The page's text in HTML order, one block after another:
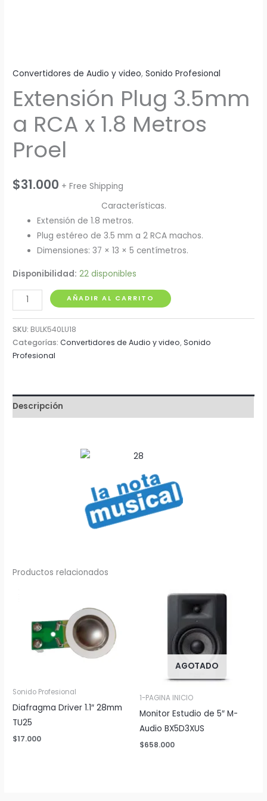
Convertidores de Audio y video,Sonido Profesional
Extensión Plug 3.5mm
a RCA x 1.8 Metros
Proel
$31.000 + Free Shipping
Características.
Extensión de 1.8 metros.
Plug estéreo de 3.5 mm a 2 RCA machos.
Dimensiones: 37 × 13 × 5 centímetros.
Disponibilidad: 22 disponibles
Extensión
Plug
3.5mm
a
RCA
Metros
Proel
AÑADIR AL CARRITO
SKU: BULK540LU18
Categorías:Convertidores de Audio y video,Sonido
Profesional
Descripción
Productos relacionados
Sonido Profesional
Diafragma Driver 1.1″ 28mm
TU25
$17.000
AGOTADO
1-PAGINA INICIO
Monitor Estudio de 5″ M-
Audio BX5D3XUS
$658.000